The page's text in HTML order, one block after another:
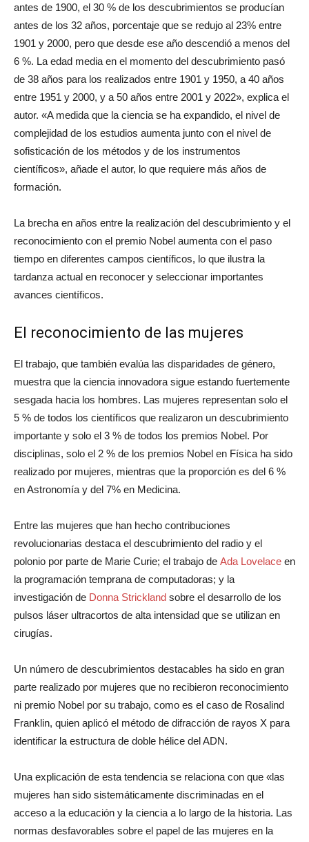
antes de 1900, el 30 % de los descubrimientos se producían
antes de los 32 años, porcentaje que se redujo al 23% entre
1901 y 2000, pero que desde ese año descendió a menos del
6 %. La edad media en el momento del descubrimiento pasó
de 38 años para los realizados entre 1901 y 1950, a 40 años
entre 1951 y 2000, y a 50 años entre 2001 y 2022», explica el
autor. «A medida que la ciencia se ha expandido, el nivel de
complejidad de los estudios aumenta junto con el nivel de
sofisticación de los métodos y de los instrumentos
científicos», añade el autor, lo que requiere más años de
formación.
La brecha en años entre la realización del descubrimiento y el
reconocimiento con el premio Nobel aumenta con el paso
tiempo en diferentes campos científicos, lo que ilustra la
tardanza actual en reconocer y seleccionar importantes
avances científicos.
El reconocimiento de las mujeres
El trabajo, que también evalúa las disparidades de género,
muestra que la ciencia innovadora sigue estando fuertemente
sesgada hacia los hombres. Las mujeres representan solo el
5 % de todos los científicos que realizaron un descubrimiento
importante y solo el 3 % de todos los premios Nobel. Por
disciplinas, solo el 2 % de los premios Nobel en Física ha sido
realizado por mujeres, mientras que la proporción es del 6 %
en Astronomía y del 7% en Medicina.
Entre las mujeres que han hecho contribuciones
revolucionarias destaca el descubrimiento del radio y el
polonio por parte de Marie Curie; el trabajo de Ada Lovelace en
la programación temprana de computadoras; y la
investigación de Donna Strickland sobre el desarrollo de los
pulsos láser ultracortos de alta intensidad que se utilizan en
cirugías.
Un número de descubrimientos destacables ha sido en gran
parte realizado por mujeres que no recibieron reconocimiento
ni premio Nobel por su trabajo, como es el caso de Rosalind
Franklin, quien aplicó el método de difracción de rayos X para
identificar la estructura de doble hélice del ADN.
Una explicación de esta tendencia se relaciona con que «las
mujeres han sido sistemáticamente discriminadas en el
acceso a la educación y la ciencia a lo largo de la historia. Las
normas desfavorables sobre el papel de las mujeres en la